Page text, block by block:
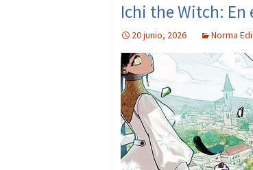
Ichi the Witch: En
20 junio, 2026 Norma